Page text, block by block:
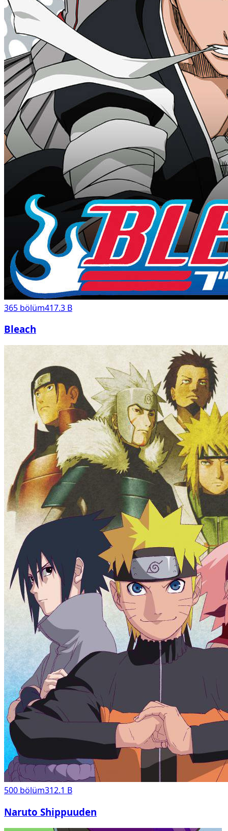
365 bölüm417.3 B
Bleach
500 bölüm312.1 B
Naruto Shippuuden